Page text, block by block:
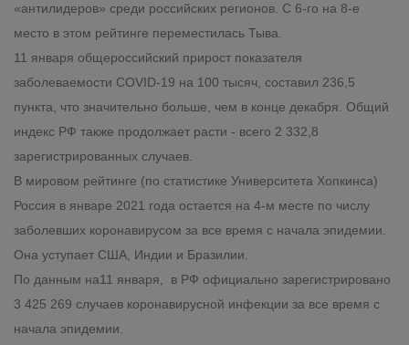
«антилидеров» среди российских регионов. С 6-го на 8-е
место в этом рейтинге переместилась Тыва.
11 января общероссийский прирост показателя
заболеваемости COVID-19 на 100 тысяч, составил 236,5
пункта, что значительно больше, чем в конце декабря. Общий
индекс РФ также продолжает расти - всего 2 332,8
зарегистрированных случаев.
В мировом рейтинге (по статистике Университета Хопкинса)
Россия в январе 2021 года остается на 4-м месте по числу
заболевших коронавирусом за все время с начала эпидемии.
Она уступает США, Индии и Бразилии.
По данным на11 января, в РФ официально зарегистрировано
3 425 269 случаев коронавирусной инфекции за все время с
начала эпидемии.